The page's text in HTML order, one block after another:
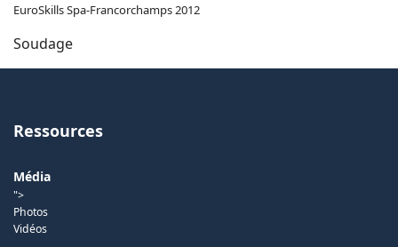
EuroSkills Spa-Francorchamps 2012
Soudage
Ressources
Média
">
Photos
Vidéos